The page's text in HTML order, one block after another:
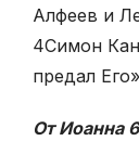
Алфеев и
4Симон
предал
От Иоанна